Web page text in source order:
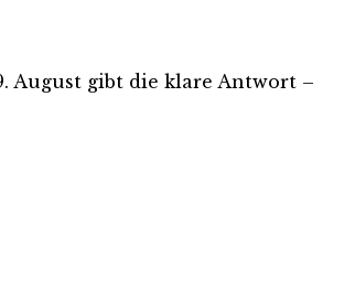
August gibt die klare Antwort –